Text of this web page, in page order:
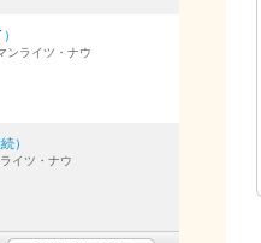
ンライツ・ナウ
）
イツ・ナウ